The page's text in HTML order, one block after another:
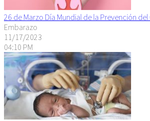
26 de Marzo Día Mundial de la Prevención
Embarazo
11/17/2023
04:10 PM